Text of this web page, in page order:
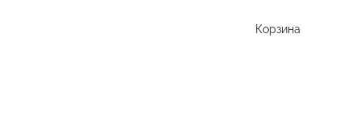
Корзина